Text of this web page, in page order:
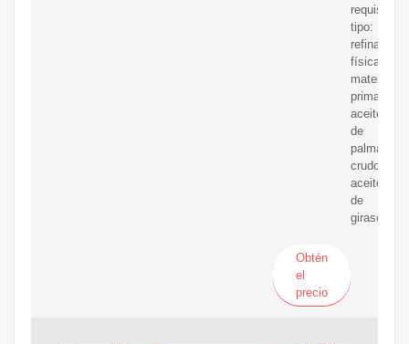
requisito:
tipo:
refinación
física:
materia
prima:
aceite
de
palma
crudo,
aceite
de
girasol
Obtén
el
precio